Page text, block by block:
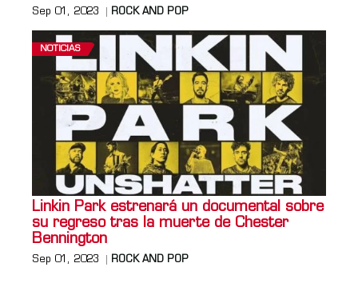
Sep 01, 2023 ROCK AND POP
NOTICIAS
Linkin Park estrenará un documental sobre
su regreso tras la muerte de Chester
Bennington
Sep 01, 2023 ROCK AND POP